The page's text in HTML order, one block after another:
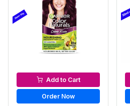
Hair Color
Add to Cart
Order Now